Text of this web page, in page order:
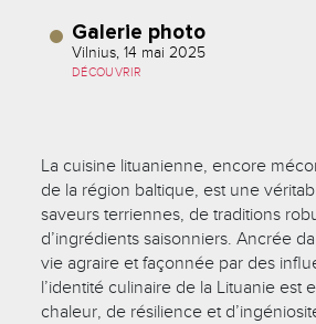
Galerie photo
Vilnius, 14 mai 2025
DÉCOUVRIR
La cuisine lituanienne, encore
de la région baltique, est une
saveurs terriennes, de traditions
d’ingrédients saisonniers. Ancrée
vie agraire et façonnée par des
l’identité culinaire de la Lituanie est
chaleur, de résilience et